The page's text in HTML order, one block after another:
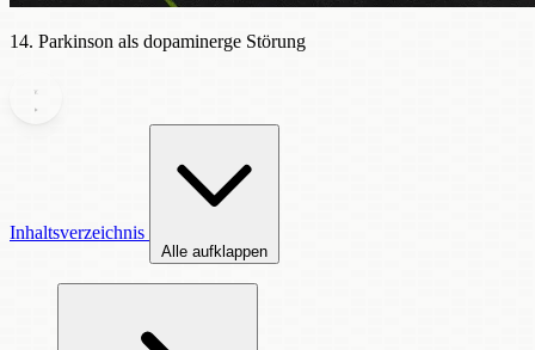
14. Parkinson als dopaminerge Störung
Inhaltsverzeichnis
Alle aufklappen